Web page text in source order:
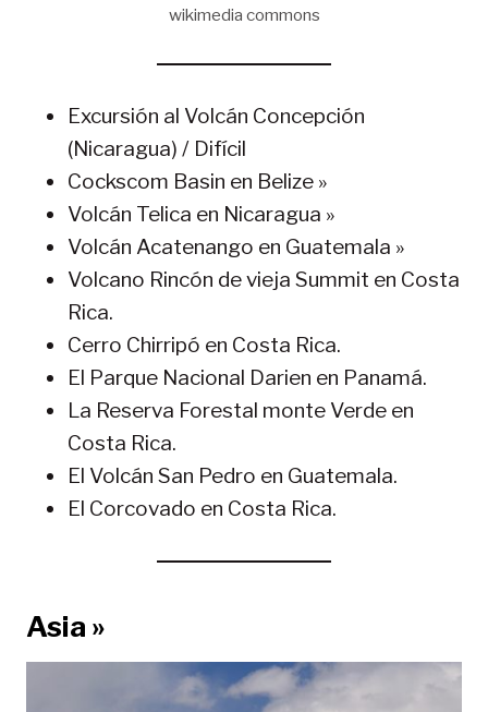
wikimedia commons
Excursión al Volcán Concepción
(Nicaragua) / Difícil
Cockscom Basin en Belize »
Volcán Telica en Nicaragua »
Volcán Acatenango en Guatemala »
Volcano Rincón de vieja Summit en Costa
Rica.
Cerro Chirripó en Costa Rica.
El Parque Nacional Darien en Panamá.
La Reserva Forestal monte Verde en
Costa Rica.
El Volcán San Pedro en Guatemala.
El Corcovado en Costa Rica.
Asia »